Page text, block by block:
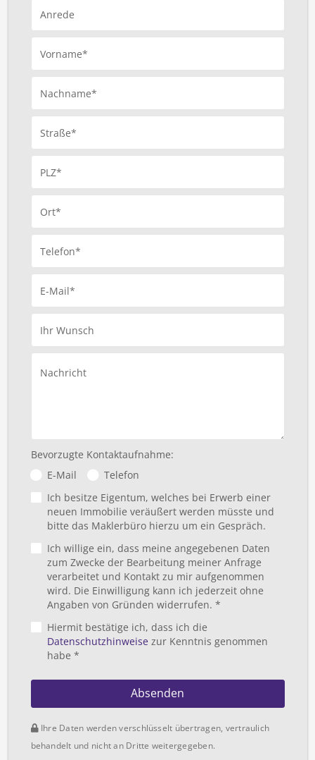
Anrede
Vorname*
Nachname*
Straße*
PLZ*
Ort*
Telefon*
E-Mail*
Ihr Wunsch
Nachricht
Bevorzugte Kontaktaufnahme:
E-Mail
Telefon
Ich besitze Eigentum, welches bei Erwerb einer
neuen Immobilie veräußert werden müsste und
bitte das Maklerbüro hierzu um ein Gespräch.
Ich willige ein, dass meine angegebenen Daten
zum Zwecke der Bearbeitung meiner Anfrage
verarbeitet und Kontakt zu mir aufgenommen
wird. Die Einwilligung kann ich jederzeit ohne
Angaben von Gründen widerrufen. *
Hiermit bestätige ich, dass ich die
Datenschutzhinweisezur Kenntnis genommen
habe *
Absenden
Ihre Daten werden verschlüsselt übertragen, vertraulich
behandelt und nicht an Dritte weitergegeben.